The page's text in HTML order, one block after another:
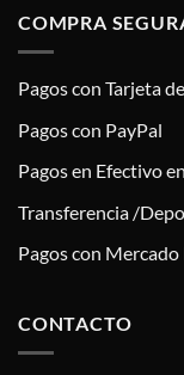
COMPRA
Pagos con Tarjeta
Pagos con PayPal
Pagos en Efectivo
Transferencia /
Pagos con Mercado
CONTACTO